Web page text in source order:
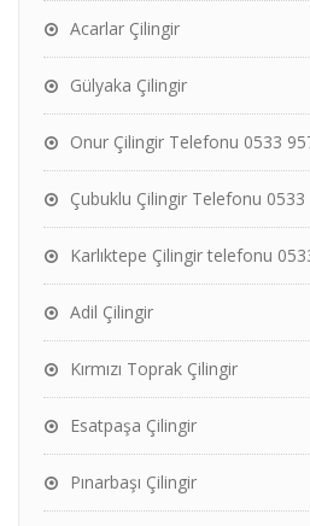
Acarlar Çilingir
Gülyaka Çilingir
Onur Çilingir Telefonu 0533
Çubuklu Çilingir Telefonu
Karlıktepe Çilingir telefonu
Adil Çilingir
Kırmızı Toprak Çilingir
Esatpaşa Çilingir
Pınarbaşı Çilingir